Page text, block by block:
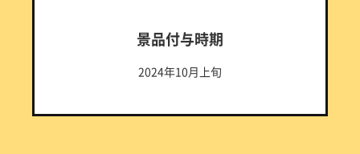
景品付与時期
2024年10月上旬